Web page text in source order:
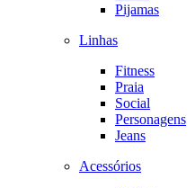
Pijamas
Linhas
Fitness
Praia
Social
Personagens
Jeans
Acessórios